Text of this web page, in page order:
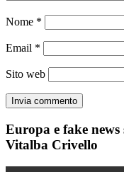
Nome *
Email *
Sito web
Europa e fake
Vitalba Crivello